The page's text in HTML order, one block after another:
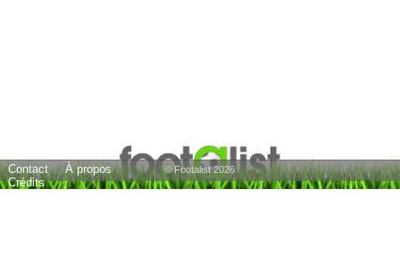
Contact
À propos
Crédits
© Footalist 2026